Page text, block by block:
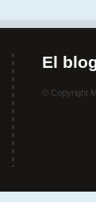
El
© Copyright